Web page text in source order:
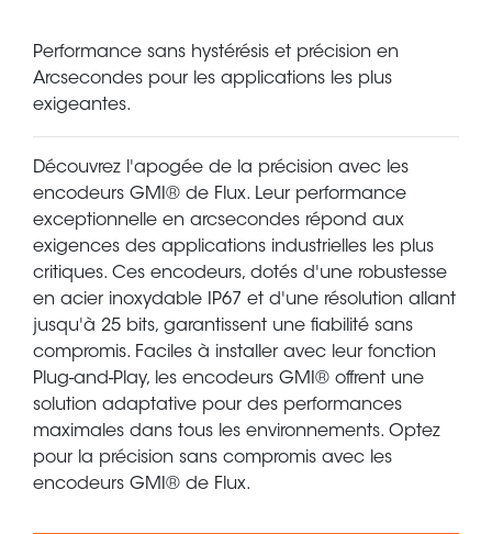
Performance sans hystérésis et précision en
Arcsecondes pour les applications les plus
exigeantes.
Découvrez l'apogée de la précision avec les
encodeurs GMI® de Flux. Leur performance
exceptionnelle en arcsecondes répond aux
exigences des applications industrielles les plus
critiques. Ces encodeurs, dotés d'une robustesse
en acier inoxydable IP67 et d'une résolution allant
jusqu'à 25 bits, garantissent une fiabilité sans
compromis. Faciles à installer avec leur fonction
Plug-and-Play, les encodeurs GMI® offrent une
solution adaptative pour des performances
maximales dans tous les environnements. Optez
pour la précision sans compromis avec les
encodeurs GMI® de Flux.